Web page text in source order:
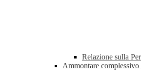
Relazione sulla
Ammontare complessivo